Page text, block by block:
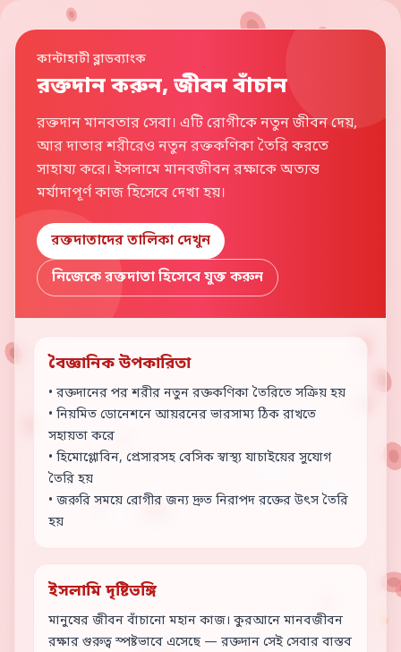
কান্টাহাটী ব্লাডব্যাংক
রক্তদান করুন, জীবন বাঁচান
রক্তদান মানবতার সেবা। এটি রোগীকে নতুন জীবন দেয়,
আর দাতার শরীরেও নতুন রক্তকণিকা তৈরি করতে
সাহায্য করে। ইসলামে মানবজীবন রক্ষাকে অত্যন্ত
মর্যাদাপূর্ণ কাজ হিসেবে দেখা হয়।
রক্তদাতাদের তালিকা দেখুন
নিজেকে রক্তদাতা হিসেবে যুক্ত করুন
বৈজ্ঞানিক উপকারিতা
• রক্তদানের পর শরীর নতুন রক্তকণিকা তৈরিতে সক্রিয় হয়
• নিয়মিত ডোনেশনে আয়রনের ভারসাম্য ঠিক রাখতে
সহায়তা করে
• হিমোগ্লোবিন, প্রেসারসহ বেসিক স্বাস্থ্য যাচাইয়ের সুযোগ
তৈরি হয়
• জরুরি সময়ে রোগীর জন্য দ্রুত নিরাপদ রক্তের উৎস তৈরি
হয়
ইসলামি দৃষ্টিভঙ্গি
মানুষের জীবন বাঁচানো মহান কাজ। কুরআনে মানবজীবন
রক্ষার গুরুত্ব স্পষ্টভাবে এসেছে — রক্তদান সেই সেবার বাস্তব